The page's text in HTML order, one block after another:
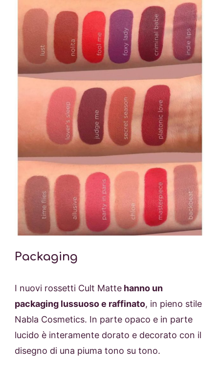
Packaging
I nuovi rossetti Cult Matte hanno un
packaging lussuoso e raffinato, in pieno stile
Nabla Cosmetics. In parte opaco e in parte
lucido è interamente dorato e decorato con il
disegno di una piuma tono su tono.